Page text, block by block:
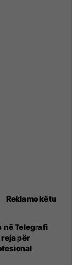
Reklamo këtu
në Telegrafi
për